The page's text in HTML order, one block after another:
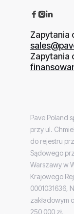
 
Zapytania
Zapytania
Pave Poland
przy ul.
do rejestru
Sądowego
Warszawy w
Krajowego
0001031636,
zakładowym
250 000 zł.